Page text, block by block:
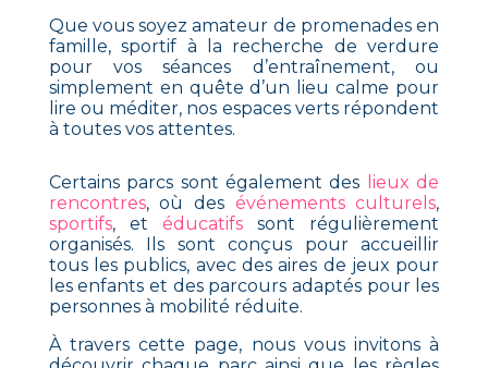
Que vous soyez amateur de promenades en
famille, sportif à la recherche de verdure
pour vos séances d’entraînement, ou
simplement en quête d’un lieu calme pour
lire ou méditer, nos espaces verts répondent
à toutes vos attentes.
Certains parcs sont également des
lieux de
rencontres, où des événements culturels,
sportifs, et éducatifs sont régulièrement
organisés. Ils sont conçus pour accueillir
tous les publics, avec des aires de jeux pour
les enfants et des parcours adaptés pour les
personnes à mobilité réduite.
À travers cette page, nous vous invitons à